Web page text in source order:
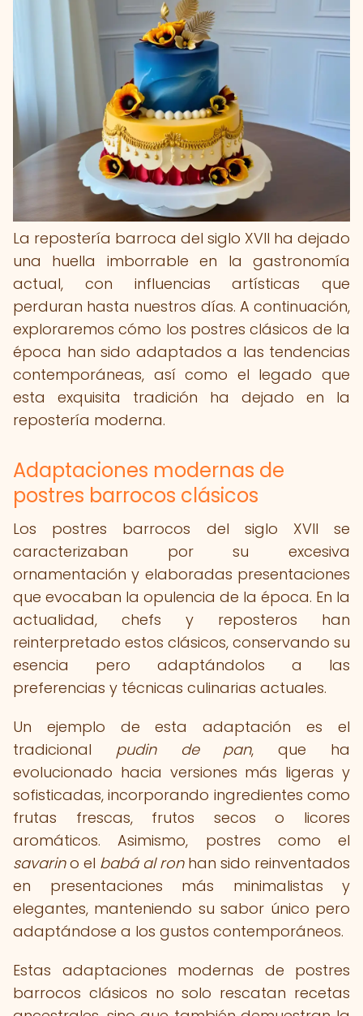
La repostería barroca del siglo XVII ha dejado
una huella imborrable en la gastronomía
actual, con influencias artísticas que
perduran hasta nuestros días. A continuación,
exploraremos cómo los postres clásicos de la
época han sido adaptados a las tendencias
contemporáneas, así como el legado que
esta exquisita tradición ha dejado en la
repostería moderna.
Adaptaciones modernas de
postres barrocos clásicos
Los postres barrocos del siglo XVII se
caracterizaban por su excesiva
ornamentación y elaboradas presentaciones
que evocaban la opulencia de la época. En la
actualidad, chefs y reposteros han
reinterpretado estos clásicos, conservando su
esencia pero adaptándolos a las
preferencias y técnicas culinarias actuales.
Un ejemplo de esta adaptación es el
tradicional pudin de pan, que ha
evolucionado hacia versiones más ligeras y
sofisticadas, incorporando ingredientes como
frutas frescas, frutos secos o licores
aromáticos. Asimismo, postres como el
savarino el babá al ronhan sido reinventados
en presentaciones más minimalistas y
elegantes, manteniendo su sabor único pero
adaptándose a los gustos contemporáneos.
Estas adaptaciones modernas de postres
barrocos clásicos no solo rescatan recetas